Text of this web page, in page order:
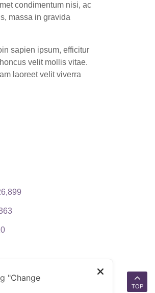
condimentum nisi, ac
massa in gravida
sapien ipsum, efficitur
velit mollis vitae.
laoreet velit viverra
TOP
"Change